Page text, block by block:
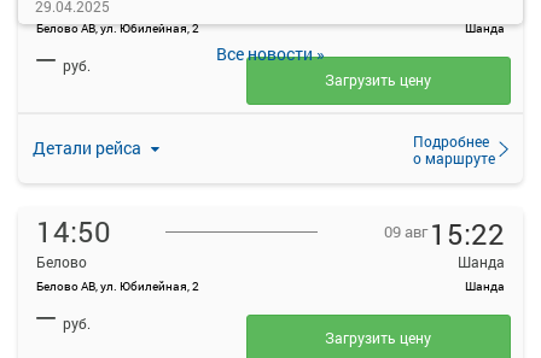
Белово АВ, ул. Юбилейная, 2 Шанда
Детали рейса
Подробнее
о маршруте
— руб.
Загрузить цену
14:50
Белово
Белово АВ, ул. Юбилейная, 2
09 авг 15:22
Шанда
Шанда
— руб.
Загрузить цену
29.04.2025
Все новости »